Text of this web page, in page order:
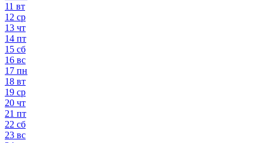
11 вт
12 ср
13 чт
14 пт
15 сб
16 вс
17 пн
18 вт
19 ср
20 чт
21 пт
22 сб
23 вс